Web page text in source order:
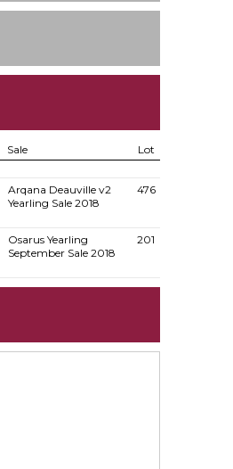
Sale
Lot
Arqana Deauville v2
Yearling Sale 2018
476
Osarus Yearling
September Sale 2018
201